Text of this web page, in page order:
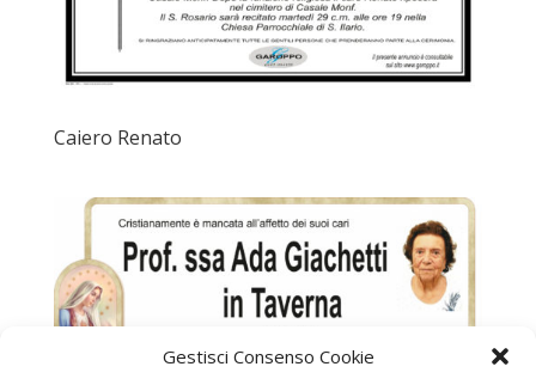
Gestisci Consenso Cookie
Caiero Renato